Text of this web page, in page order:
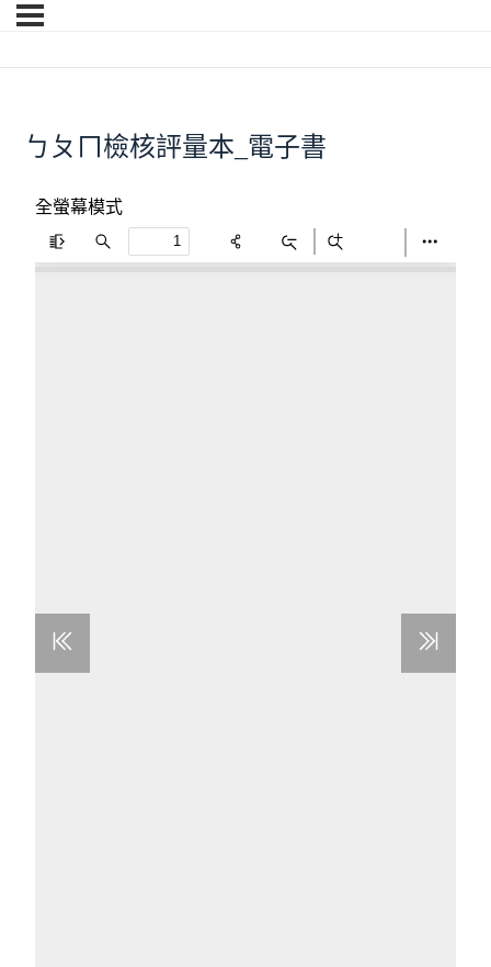
ㄅㄆㄇ檢核評量本_電子書
全螢幕模式